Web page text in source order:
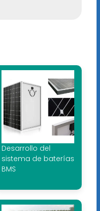
Desarrollo del
sistema de baterías
BMS